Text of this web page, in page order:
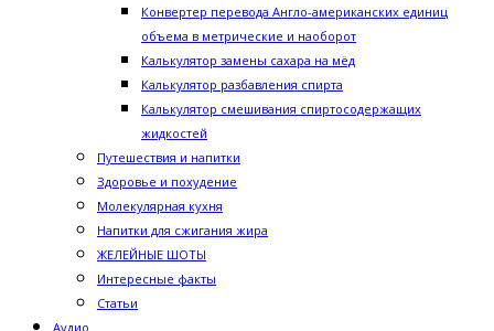
Конвертер перевода Англо-американских единиц
объема в метрические и наоборот
Калькулятор замены сахара на мёд
Калькулятор разбавления спирта
Калькулятор смешивания спиртосодержащих
жидкостей
Путешествия и напитки
Здоровье и похудение
Молекулярная кухня
Напитки для сжигания жира
ЖЕЛЕЙНЫЕ ШОТЫ
Интересные факты
Статьи
Аудио